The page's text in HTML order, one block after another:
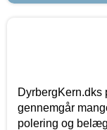
DyrbergKern.dks
gennemgår
polering og